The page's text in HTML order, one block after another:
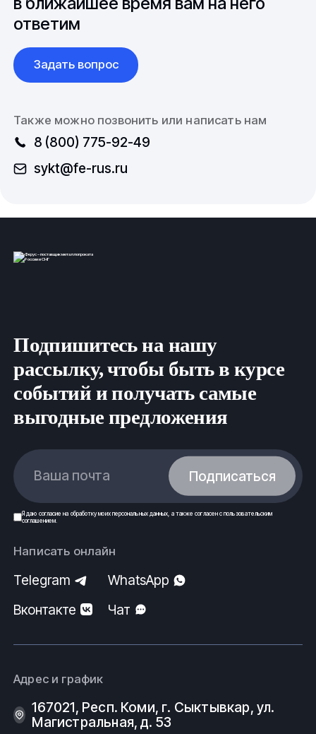
ответим
Задать вопрос
Также можно позвонить или написать нам
8 (800) 775-92-49
sykt@fe-rus.ru
Подпишитесь на нашу
рассылку, чтобы быть в курсе
событий и получать самые
выгодные предложения
Ваша почта Подписаться
Я даю согласие на обработку моих персональных данных , а также согласен спользовательским
соглашением.
Написать онлайн
Telegram
WhatsApp
Вконтакте
Чат
Адрес и график
167021, Респ. Коми, г. Сыктывкар, ул.
Магистральная, д. 53